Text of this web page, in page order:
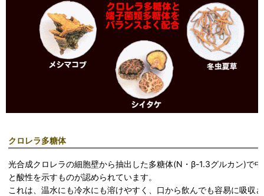
クロレラ多糖体
光合成クロレラの細胞壁から抽出した多糖体(N・β-1.3グルカン)で
と酸性を示すものが認められています。
これは、温水にも冷水にも溶けやすく、口から飲んでも容易に吸収